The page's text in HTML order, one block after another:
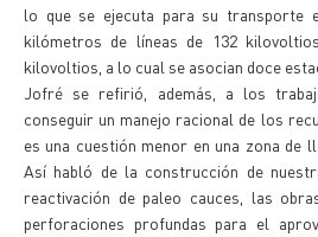
lo que se ejecuta para su transporte
kilómetros de líneas de 132
kilovoltios, a lo cual se asocian doce
Jofré se refirió, además, a los
conseguir un manejo racional de los
es una cuestión menor en una zona de
Así habló de la construcción de
reactivación de paleo cauces, las
perforaciones profundas para el